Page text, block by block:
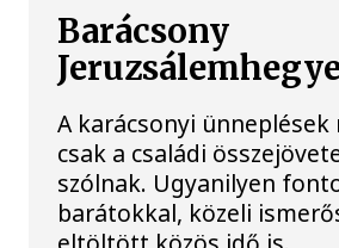
Barácsony
A karácsonyi
csak a családi
szólnak. Ugyanilyen
barátokkal, közeli